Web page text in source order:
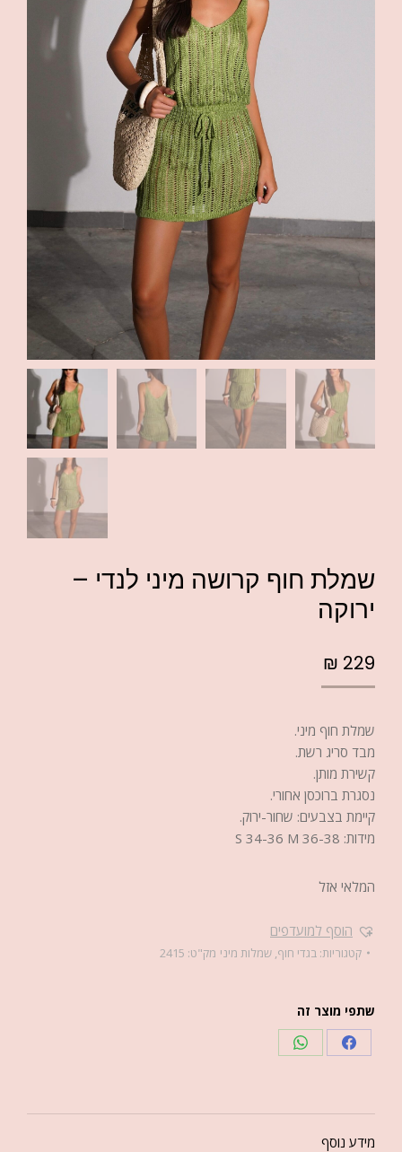
שמלת חוף קרושה מיני לנדי –
ירוקה
₪ 229
שמלת חוף מיני.
מבד סריג רשת.
קשירת מותן.
נסגרת ברוכסן אחורי.
קיימת בצבעים: שחור-ירוק.
מידות: S 34-36 M 36-38
המלאי אזל
הוסף למועדפים
קטגוריות: בגדי חוף, שמלות מיני מק"ט: 2415
שתפי מוצר זה
מידע נוסף